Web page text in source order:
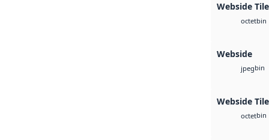
Webside
octetbin
Webside
jpegbin
Webside
octetbin